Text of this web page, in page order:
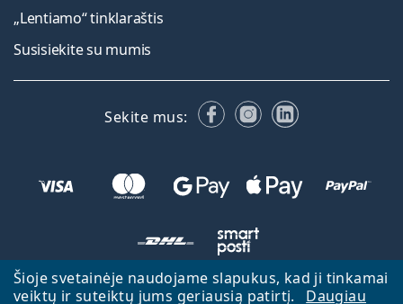
Šioje svetainėje naudojame slapukus, kad ji tinkamai
veiktų ir suteiktų jums geriausią patirtį.
Daugiau
„Lentiamo“ tinklaraštis
Susisiekite su mumis
Sekite mus: FacebookInstagram
LinkedIn
Atgal į pagrindinį puslapį Eiti aukštyn